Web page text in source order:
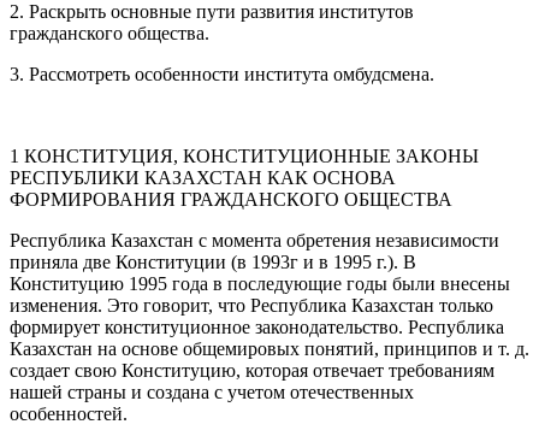
2. Раскрыть основные пути развития институтов
гражданского общества.
3. Рассмотреть особенности института омбудсмена.
1 КОНСТИТУЦИЯ, КОНСТИТУЦИОННЫЕ ЗАКОНЫ
РЕСПУБЛИКИ КАЗАХСТАН КАК ОСНОВА
ФОРМИРОВАНИЯ ГРАЖДАНСКОГО ОБЩЕСТВА
Республика Казахстан с момента обретения независимости
приняла две Конституции (в 1993г и в 1995 г.). В
Конституцию 1995 года в последующие годы были внесены
изменения. Это говорит, что Республика Казахстан только
формирует конституционное законодательство. Республика
Казахстан на основе общемировых понятий, принципов и т. д.
создает свою Конституцию, которая отвечает требованиям
нашей страны и создана с учетом отечественных
особенностей.